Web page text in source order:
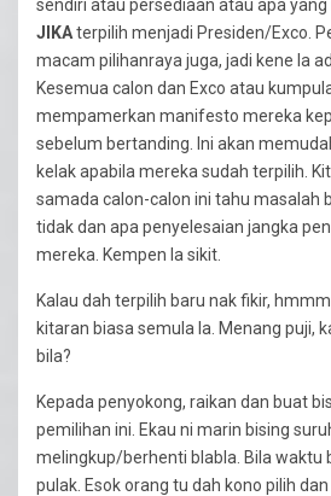
sendiri atau persediaan atau apa
JIKAterpilih menjadi Presiden/Exco.
macam pilihanraya juga, jadi kene la
Kesemua calon dan Exco atau
mempamerkan manifesto mereka
sebelum bertanding. Ini akan
kelak apabila mereka sudah terpilih.
samada calon-calon ini tahu masalah
tidak dan apa penyelesaian jangka
mereka. Kempen la sikit.
Kalau dah terpilih baru nak fikir,
kitaran biasa semula la. Menang puji,
bila?
Kepada penyokong, raikan dan buat
pemilihan ini. Ekau ni marin bising
melingkup/berhenti blabla. Bila waktu
pulak. Esok orang tu dah kono pilih